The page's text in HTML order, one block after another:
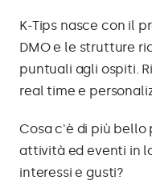
K-Tips nasce con il
DMO e le strutture
puntuali agli ospiti.
real time e
Cosa c'è di più bello
attività ed eventi in
interessi e gusti?